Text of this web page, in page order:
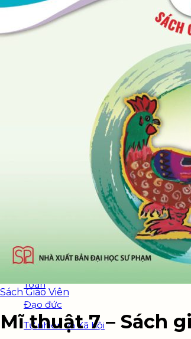
Sách Giáo Khoa thống nhất
Sách Ôn Thi Vào 10 (Cho bộ
Sách Tham Khảo Thiết Yếu
Sách Giáo Khoa Cánh Diều
Sách Bổ Trợ Cánh Diều
Thiết Bị Giáo Dục (Cho bộ
Sách Tham Khảo Thiết Yếu
Sách Hướng Dẫn Ôn Thi Tốt
Sách GD Kĩ Năng Số (Cho bộ
Sách Ôn Hè, Học Buổi 2 (Cho
Sách Ôn Luyện, Đề Kiểm Tra,
Sách Mầm Non
Sách Dạy Nghề
Tài Liệu Bồi Dưỡng Viên Chức
Sách Chuyên Ngành
Sách nâng cao, luyện chữ,
Sách phiếu bài tập, đọc hiểu,
Truyện đọc, Sổ tay từ ngữ
Lớp 1
Tiếng Việt
Toán
Đạo đức
Tự nhiên và Xã hội
Sách Giáo Viên
Mĩ thuật 7 – Sách